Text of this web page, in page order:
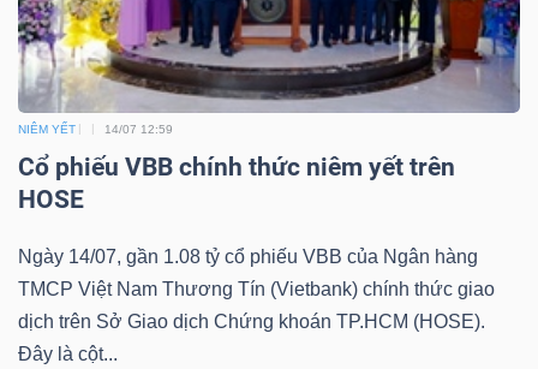
NIÊM YẾT 14/07 12:59
Cổ phiếu VBB chính thức niêm yết trên
HOSE
Ngày 14/07, gần 1.08 tỷ cổ phiếu VBB của Ngân hàng
TMCP Việt Nam Thương Tín (Vietbank) chính thức giao
dịch trên Sở Giao dịch Chứng khoán TP.HCM (HOSE).
Đây là cột...